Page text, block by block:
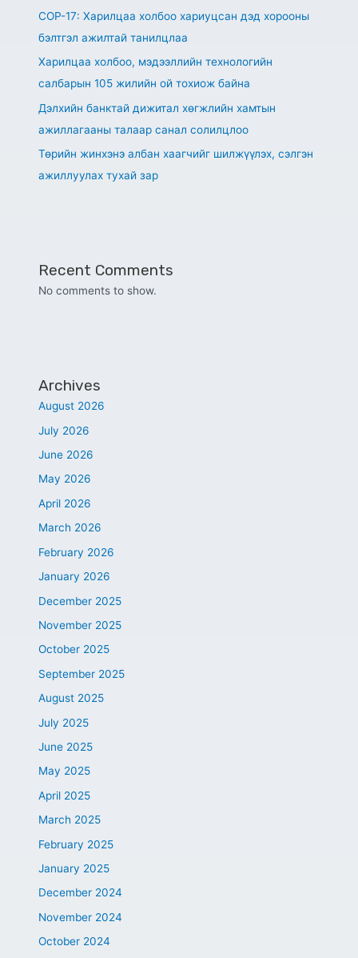
СОР-17: Харилцаа холбоо хариуцсан дэд хорооны
бэлтгэл ажилтай танилцлаа
Харилцаа холбоо, мэдээллийн технологийн
салбарын 105 жилийн ой тохиож байна
Дэлхийн банктай дижитал хөгжлийн хамтын
ажиллагааны талаар санал солилцлоо
Төрийн жинхэнэ албан хаагчийг шилжүүлэх, сэлгэн
ажиллуулах тухай зар
Recent Comments
No comments to show.
Archives
August 2026
July 2026
June 2026
May 2026
April 2026
March 2026
February 2026
January 2026
December 2025
November 2025
October 2025
September 2025
August 2025
July 2025
June 2025
May 2025
April 2025
March 2025
February 2025
January 2025
December 2024
November 2024
October 2024